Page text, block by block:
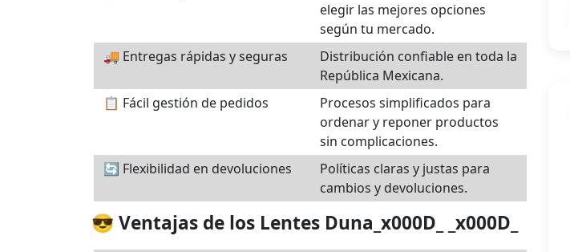
elegir las mejores opciones
según tu mercado.
🚚 Entregas rápidas y seguras
Distribución confiable en toda la
República Mexicana.
📋 Fácil gestión de pedidos
Procesos simplificados para
ordenar y reponer productos
sin complicaciones.
🔄 Flexibilidad en devoluciones
Políticas claras y justas para
cambios y devoluciones.
😎 Ventajas de los Lentes Duna_x000D_ _x000D_